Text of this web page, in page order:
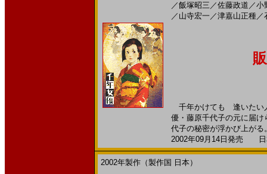
／飯塚昭三 ／佐藤政道 ／小
／ 山寺宏一 ／津嘉山正種／
千年かけても 逢いたい
優・藤原千代子の元に届
代子の秘密が浮かび上が
2002年09月14日発売 日
2002年製作（製作国 日本）